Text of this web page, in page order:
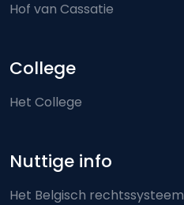
Hof van Cassatie
College
Het College
Nuttige info
Het Belgisch rechtssysteem